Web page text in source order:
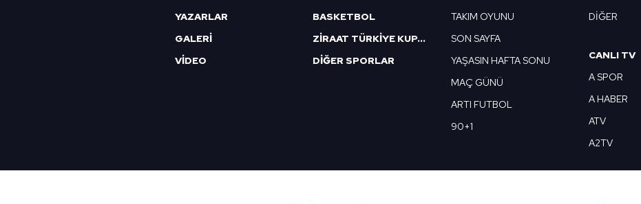
YAZARLAR
GALERİ
VİDEO
BASKETBOL
ZİRAAT TÜRKİYE KUPASI
DİĞER SPORLAR
TAKIM OYUNU
SON SAYFA
YAŞASIN HAFTA SONU
MAÇ GÜNÜ
ARTI FUTBOL
90+1
DİĞER
CANLI TV
A SPOR
A HABER
ATV
A2TV